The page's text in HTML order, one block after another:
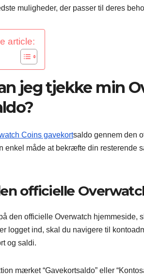
muligheder, der passer til deres
article:
jeg tjekke min
Coins gavekortsaldo gennem den
enkel måde at bekræfte din resterende
officielle
den officielle Overwatch hjemmeside,
logget ind, skal du navigere til
og saldi.
mærket “Gavekortsaldo” eller